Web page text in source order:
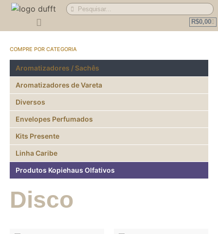
R$0,00
Compre por Categoria
Aromatizadores / Sachês
Aromatizadores de Vareta
Diversos
Envelopes Perfumados
Kits Presente
Linha Caribe
Produtos Kopiehaus Olfativos
Disco